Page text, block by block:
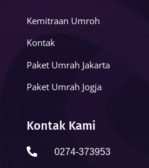
Kemitraan Umroh
Kontak
Paket Umrah Jakarta
Paket Umrah Jogja
Kontak Kami
 0274-373953